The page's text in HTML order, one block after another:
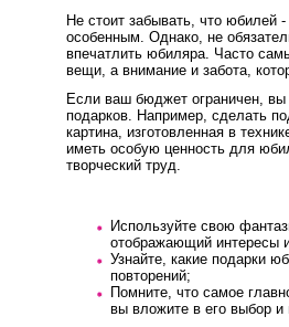
Не стоит забывать, что юбилей
особенным. Однако, не
впечатлить юбиляра. Часто
вещи, а внимание и забота,
Если ваш бюджет ограничен,
подарков. Например, сделать
картина, изготовленная в
иметь особую ценность для
творческий труд.
Используйте свою
отображающий интересы
Узнайте, какие подарки
повторений;
Помните, что самое
вы вложите в его выбор и